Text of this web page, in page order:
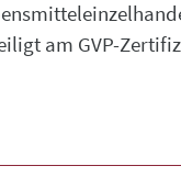
am GVP-